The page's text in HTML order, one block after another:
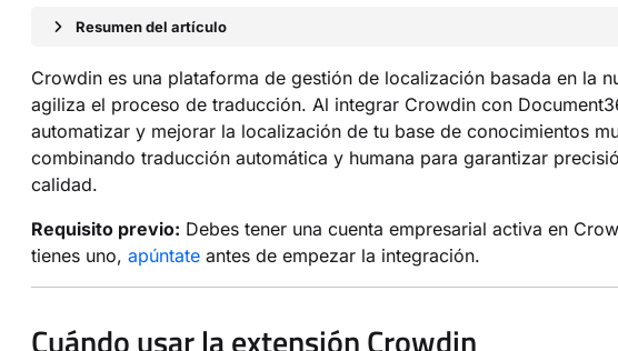
Resumen del artículo
Crowdin es una plataforma de gestión de localización basada en la
agiliza el proceso de traducción. Al integrar Crowdin con
automatizar y mejorar la localización de tu base de conocimientos
combinando traducción automática y humana para garantizar
calidad.
Requisito previo: Debes tener una cuenta empresarial activa en
tienes uno, apúntate antes de empezar la integración.